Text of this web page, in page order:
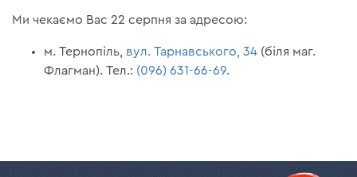
Ми чекаємо Вас 22 серпня за адресою:
м. Тернопіль, вул. Тарнавського, 34 (біля маг.
Флагман). Тел.: (096) 631-66-69.